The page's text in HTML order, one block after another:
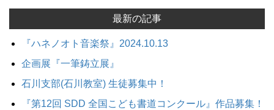
最新の記事
『ハネノオト音楽祭』2024.10.13
企画展『一筆鋳立展』
石川支部(石川教室) 生徒募集中！
『第12回 SDD 全国こども書道コンクール』作品募集！